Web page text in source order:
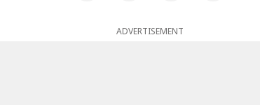
ADVERTISEMENT